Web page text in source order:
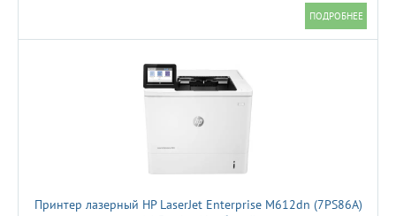
Принтер лазерный HP LaserJet Enterprise M612dn (7PS86A)